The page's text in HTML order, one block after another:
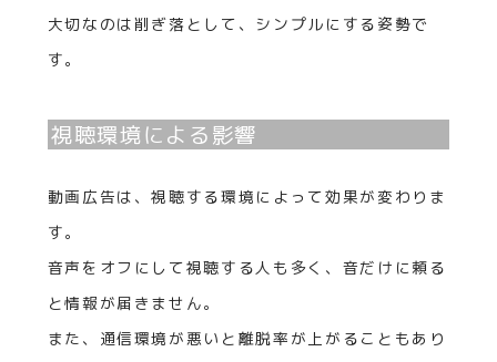
大切なのは削ぎ落として、シンプルにする姿勢で
す。
視聴環境による影響
動画広告は、視聴する環境によって効果が変わりま
す。
音声をオフにして視聴する人も多く、音だけに頼る
と情報が届きません。
また、通信環境が悪いと離脱率が上がることもあり